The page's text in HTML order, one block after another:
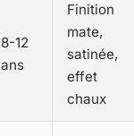
8-12
ans
Finition
mate,
satinée,
effet
chaux